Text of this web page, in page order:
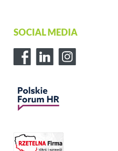
SOCIAL MEDIA